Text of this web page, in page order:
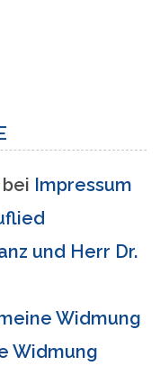
bei Impressum
und Herr Dr.
Widmung
Widmung